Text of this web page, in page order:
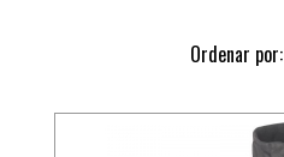
Ordenar por: